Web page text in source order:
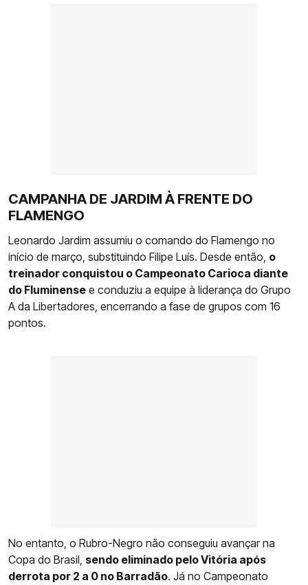
CAMPANHA DE JARDIM À FRENTE DO
FLAMENGO
Leonardo Jardim assumiu o comando do Flamengo no
início de março, substituindo Filipe Luís. Desde então, o
treinador conquistou o Campeonato Carioca diante
do Fluminense e conduziu a equipe à liderança do Grupo
A da Libertadores, encerrando a fase de grupos com 16
pontos.
No entanto, o Rubro-Negro não conseguiu avançar na
Copa do Brasil, sendo eliminado pelo Vitória após
derrota por 2 a 0 no Barradão. Já no Campeonato